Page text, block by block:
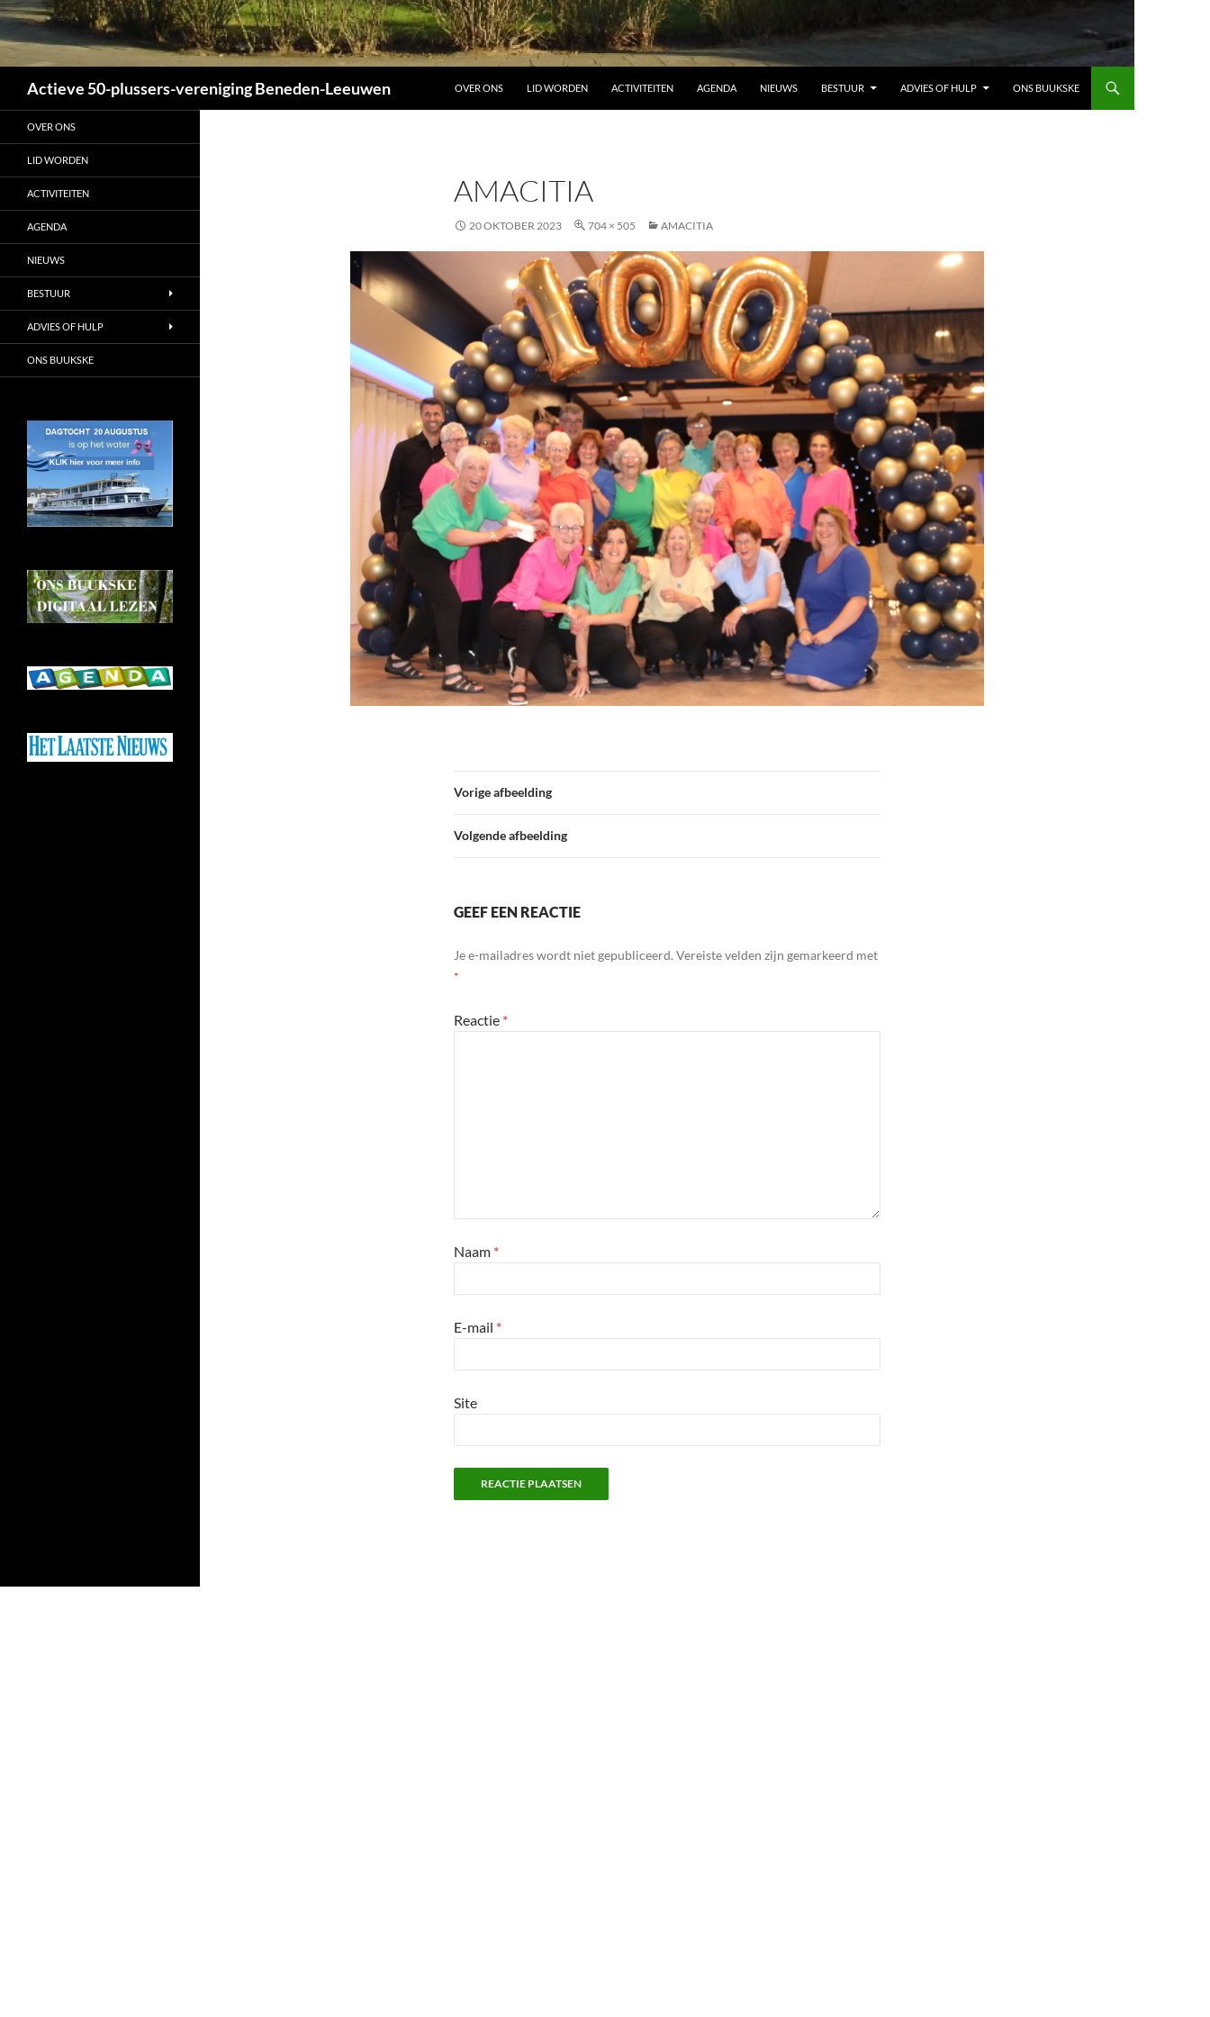
Actieve 50-plussers-vereniging Beneden-Leeuwen OVER ONS LID WORDEN ACTIVITEITEN AGENDA NIEUWS BESTUUR ADVIES OF HULP ONS BUUKSKE
AMACITIA
20 OKTOBER 2023 704 × 505 AMACITIA
Vorige afbeelding
Volgende afbeelding
GEEF EEN REACTIE
Je e-mailadres wordt niet gepubliceerd. Vereiste velden zijn gemarkeerd met
*
Reactie *
Naam *
E-mail *
Site
OVER ONS
LID WORDEN
ACTIVITEITEN
AGENDA
NIEUWS
BESTUUR
ADVIES OF HULP
ONS BUUKSKE